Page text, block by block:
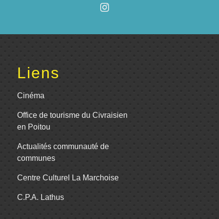
Liens
Cinéma
Office de tourisme du Civraisien
en Poitou
Actualités communauté de
communes
Centre Culturel La Marchoise
C.P.A. Lathus